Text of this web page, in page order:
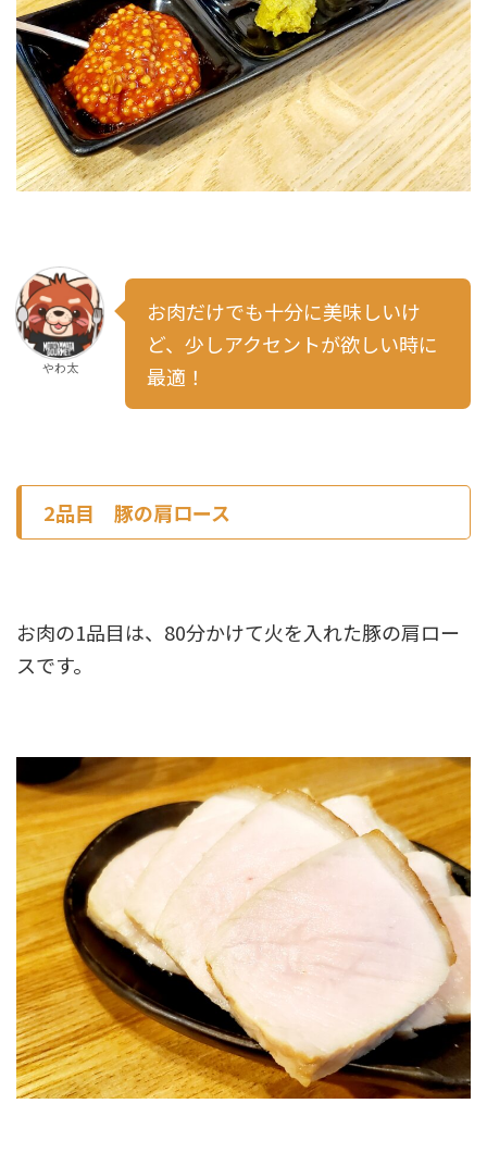
やわ太
お肉だけでも十分に美味しいけ
ど、少しアクセントが欲しい時に
最適！
2品目 豚の肩ロース
お肉の1品目は、80分かけて火を入れた豚の肩ロー
スです。